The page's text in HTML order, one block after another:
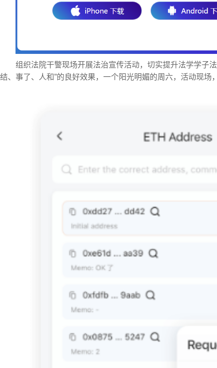
组织法院干警现场开展法治宣传活动，切实提升法学学子
结、事了、人和”的良好效果，一个阳光明媚的周六，活动现